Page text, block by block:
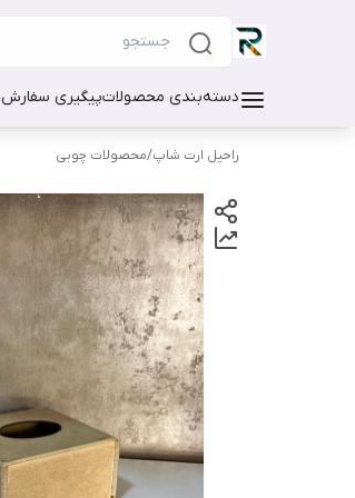
دسته‌بندی محصولاتپیگیری سفارش
راحیل ارت شاپ/محصولات چوبی